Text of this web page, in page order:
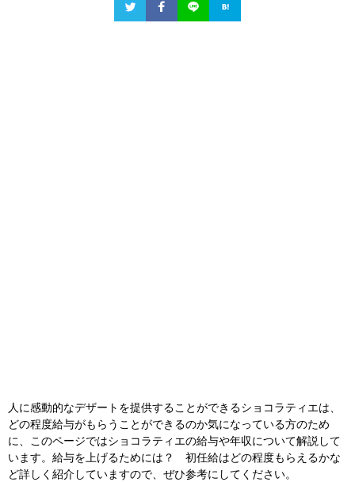
人に感動的なデザートを提供することができるショコラティエは、
どの程度給与がもらうことができるのか気になっている方のため
に、このページではショコラティエの給与や年収について解説して
います。給与を上げるためには？ 初任給はどの程度もらえるかな
ど詳しく紹介していますので、ぜひ参考にしてください。